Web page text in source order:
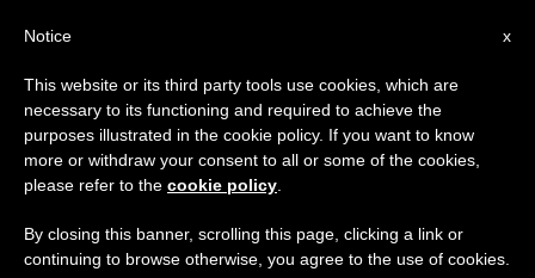
GIORNO
Settembre 15th, 2006
x
Notice
This website or its third party tools use cookies, which are
necessary to its functioning and required to achieve the
purposes illustrated in the cookie policy. If you want to know
more or withdraw your consent to all or some of the cookies,
please refer to the cookie policy
By closing this banner, scrolling this page, clicking a link or
continuing to browse otherwise, you agree to the use of cookies.